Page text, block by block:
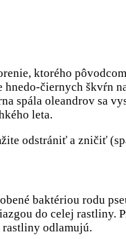
ktorého
čiernych škvŕn
spála oleandrov sa
leta.
odstrániť a zničiť
baktériou rodu
do celej rastliny.
rastliny odlamujú.